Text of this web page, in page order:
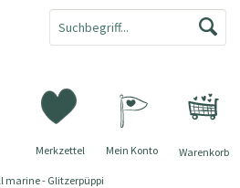
Warenkorb
Merkzettel Mein Konto
marine - Glitzerpüppi